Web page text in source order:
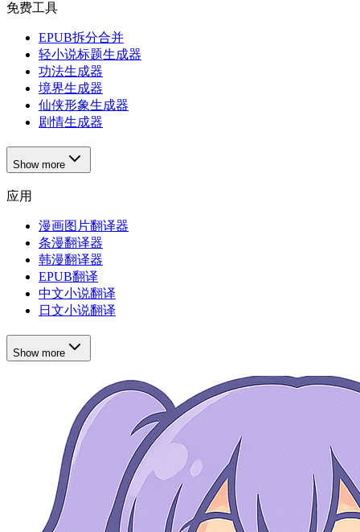
免费工具
EPUB拆分合并
轻小说标题生成器
功法生成器
境界生成器
仙侠形象生成器
剧情生成器
Show more
应用
漫画图片翻译器
条漫翻译器
韩漫翻译器
EPUB翻译
中文小说翻译
日文小说翻译
Show more